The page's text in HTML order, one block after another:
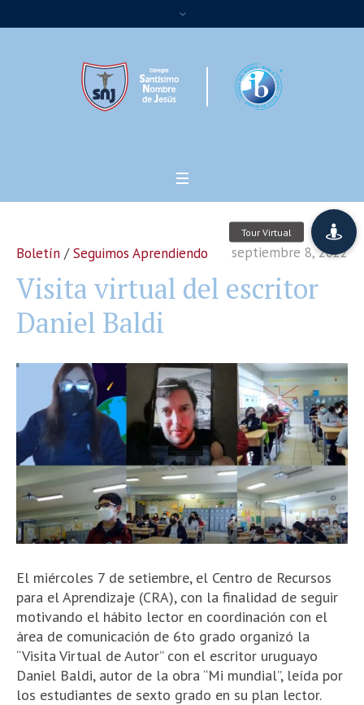
septiembre 8, 2022
Boletín /Seguimos Aprendiendo
Visita virtual del escritor
Daniel Baldi
El miércoles 7 de setiembre, el Centro de Recursos
para el Aprendizaje (CRA), con la finalidad de seguir
motivando el hábito lector en coordinación con el
área de comunicación de 6to grado organizó la
“Visita Virtual de Autor” con el escritor uruguayo
Daniel Baldi, autor de la obra “Mi mundial”, leída por
los estudiantes de sexto grado en su plan lector.